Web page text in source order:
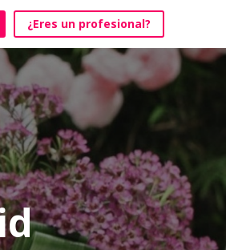
¿Eres un profesional?